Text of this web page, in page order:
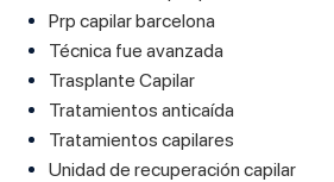
Prp capilar barcelona
Técnica fue avanzada
Trasplante Capilar
Tratamientos anticaída
Tratamientos capilares
Unidad de recuperación capilar